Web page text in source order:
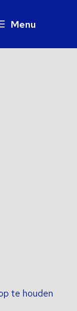
Menu
te houden